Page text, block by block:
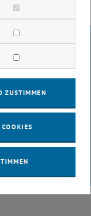
(PDF)
zulassen
Cookies zulassen
Cookies zulassen
ZUSTIMMEN